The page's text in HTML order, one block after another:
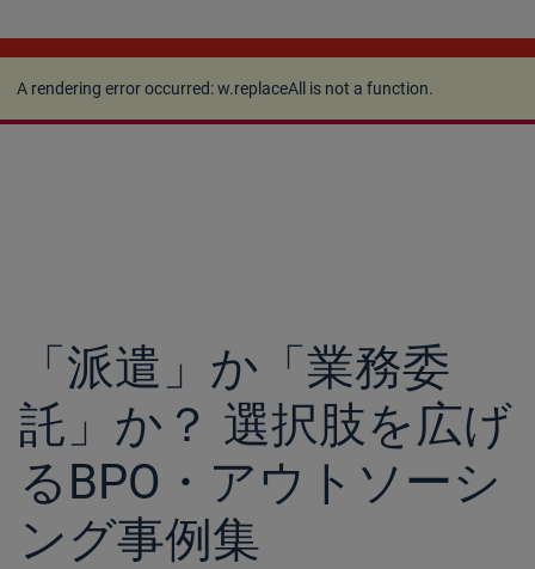
A rendering error occurred:w.replaceAll is not a
function.
A rendering error occurred:w.replaceAll is not a function.
「派遣」か「業務委
託」か？ 選択肢を広げ
るBPO・アウトソーシ
ング事例集